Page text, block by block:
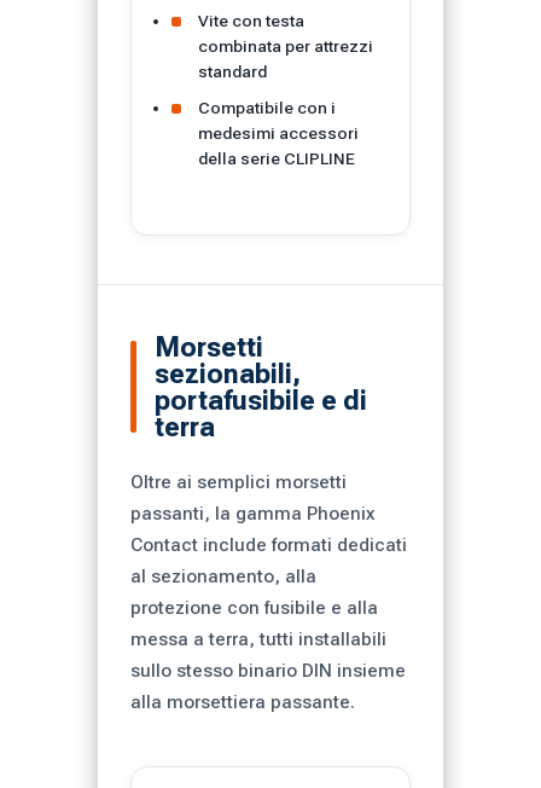
Vite con testa
combinata per attrezzi
standard
Compatibile con i
medesimi accessori
della serie CLIPLINE
Morsetti
sezionabili,
portafusibile e di
terra
Oltre ai semplici morsetti
passanti, la gamma Phoenix
Contact include formati dedicati
al sezionamento, alla
protezione con fusibile e alla
messa a terra, tutti installabili
sullo stesso binario DIN insieme
alla morsettiera passante.